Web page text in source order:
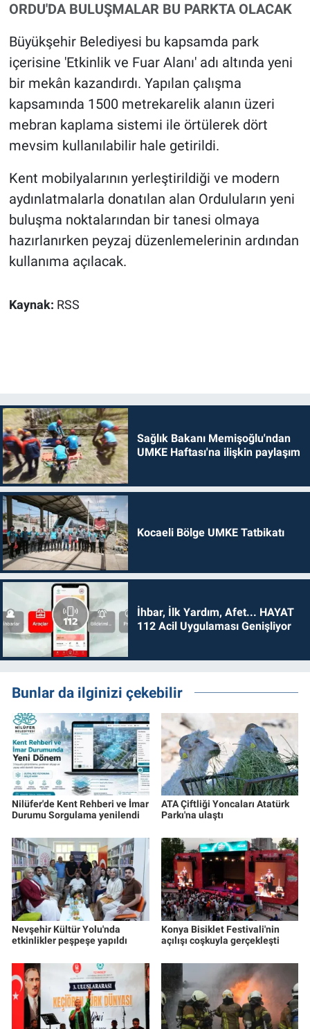
ORDU'DA BULUŞMALAR BU PARKTA OLACAK
Büyükşehir Belediyesi bu kapsamda park
içerisine 'Etkinlik ve Fuar Alanı' adı altında yeni
bir mekân kazandırdı. Yapılan çalışma
kapsamında 1500 metrekarelik alanın üzeri
mebran kaplama sistemi ile örtülerek dört
mevsim kullanılabilir hale getirildi.
Kent mobilyalarının yerleştirildiği ve modern
aydınlatmalarla donatılan alan Orduluların yeni
buluşma noktalarından bir tanesi olmaya
hazırlanırken peyzaj düzenlemelerinin ardından
kullanıma açılacak.
Kaynak: RSS
Sağlık Bakanı Memişoğlu'ndan
UMKE Haftası'na ilişkin paylaşım
Kocaeli Bölge UMKE Tatbikatı
İhbar, İlk Yardım, Afet... HAYAT
112 Acil Uygulaması Genişliyor
Bunlar da ilginizi çekebilir
Nilüfer'de Kent Rehberi ve İmar
Durumu Sorgulama yenilendi
ATA Çiftliği Yoncaları Atatürk
Parkı'na ulaştı
Nevşehir Kültür Yolu'nda
etkinlikler peşpeşe yapıldı
Konya Bisiklet Festivali'nin
açılışı coşkuyla gerçekleşti